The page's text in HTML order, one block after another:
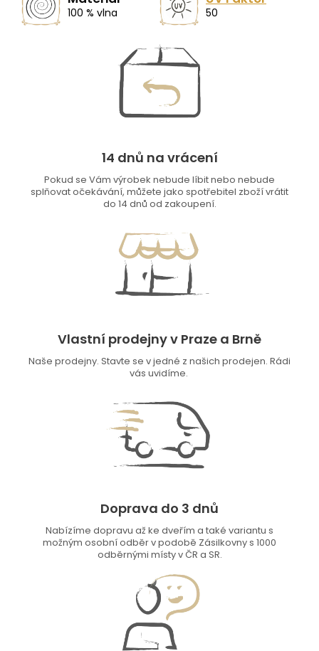
100 % vlna 50
14 dnů na vrácení
Pokud se Vám výrobek nebude líbit nebo nebude
splňovat očekávání, můžete jako spotřebitel zboží vrátit
do 14 dnů od zakoupení.
Vlastní prodejny v Praze a Brně
Naše prodejny. Stavte se v jedné z našich prodejen. Rádi
vás uvidíme.
Doprava do 3 dnů
Nabízíme dopravu až ke dveřím a také variantu s
možným osobní odběr v podobě Zásilkovny s 1000
odběrnými místy v ČR a SR.